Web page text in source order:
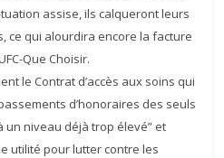
assise, ils calqueront leurs
ce qui alourdira encore la facture
Que Choisir.
le Contrat d’accès aux soins qui
d’honoraires des seuls
un niveau déjà trop élevé” et
utilité pour lutter contre les